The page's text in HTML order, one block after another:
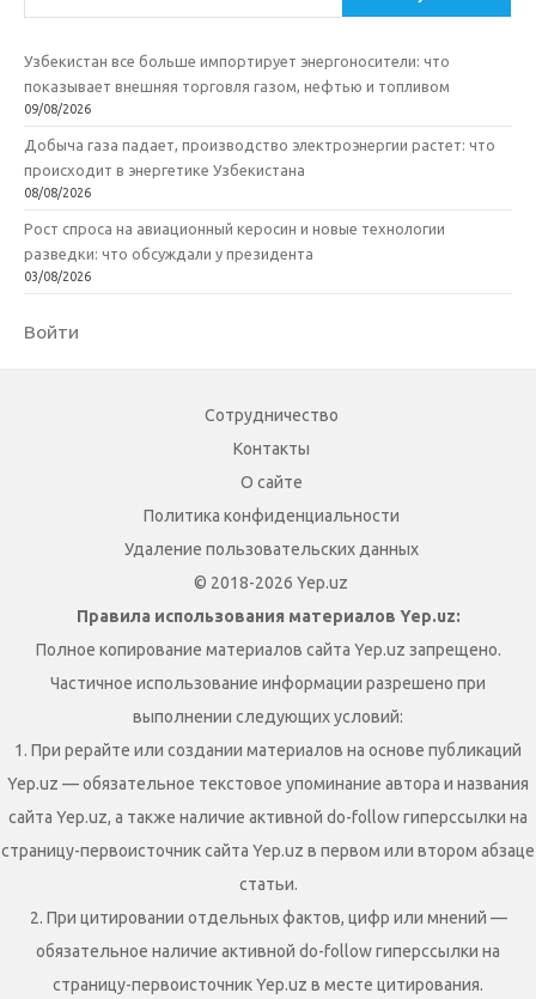
Узбекистан все больше импортирует энергоносители: что
показывает внешняя торговля газом, нефтью и топливом
09/08/2026
Добыча газа падает, производство электроэнергии растет: что
происходит в энергетике Узбекистана
08/08/2026
Рост спроса на авиационный керосин и новые технологии
разведки: что обсуждали у президента
03/08/2026
Войти
Сотрудничество
Контакты
О сайте
Политика конфиденциальности
Удаление пользовательских данных
© 2018-2026 Yep.uz
Правила использования материалов Yep.uz:
Полное копирование материалов сайта Yep.uz запрещено.
Частичное использование информации разрешено при
выполнении следующих условий:
1. При рерайте или создании материалов на основе публикаций
Yep.uz — обязательное текстовое упоминание автора и названия
сайта Yep.uz, а также наличие активной do-follow гиперссылки на
страницу-первоисточник сайта Yep.uz в первом или втором абзаце
статьи.
2. При цитировании отдельных фактов, цифр или мнений —
обязательное наличие активной do-follow гиперссылки на
страницу-первоисточник Yep.uz в месте цитирования.